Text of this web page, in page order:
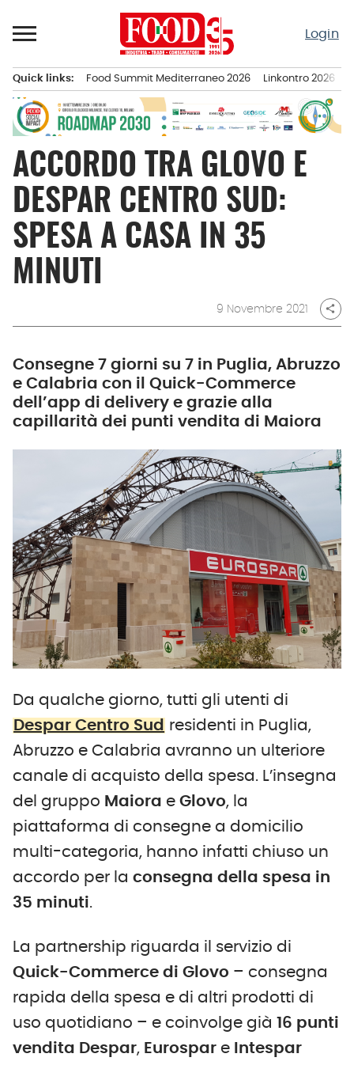
al
Login
principale
Quick links: Food Summit Mediterraneo 2026 Linkontro 2026
ACCORDO TRA GLOVO E
DESPAR CENTRO SUD:
SPESA A CASA IN 35
MINUTI
9 Novembre 2021 share
Consegne 7 giorni su 7 in Puglia, Abruzzo
e Calabria con il Quick-Commerce
dell’app di delivery e grazie alla
capillarità dei punti vendita di Maiora
Da qualche giorno, tutti gli utenti di
Despar Centro Sud residenti in Puglia,
Abruzzo e Calabria avranno un ulteriore
canale di acquisto della spesa. L’insegna
del gruppo Maiora e Glovo, la
piattaforma di consegne a domicilio
multi-categoria, hanno infatti chiuso un
accordo per la consegna della spesa in
35 minuti.
La partnership riguarda il servizio di
Quick-Commerce di Glovo – consegna
rapida della spesa e di altri prodotti di
uso quotidiano – e coinvolge già 16 punti
vendita Despar, Eurospar e Intespar